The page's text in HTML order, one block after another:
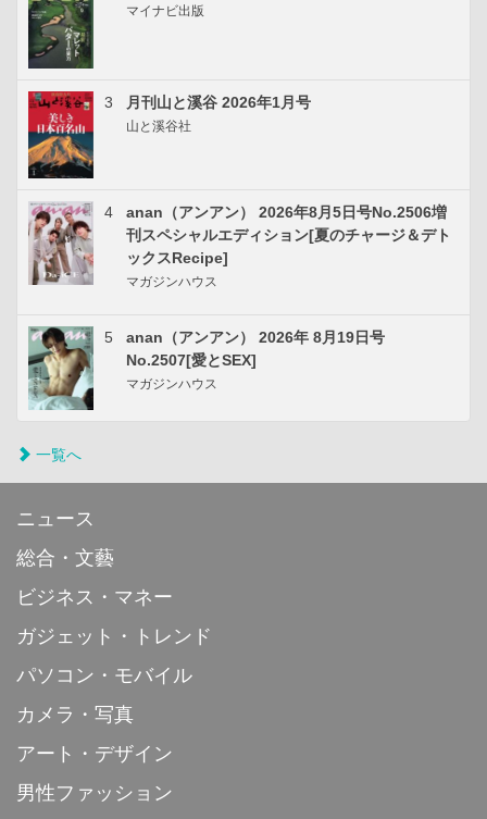
マイナビ出版
3 月刊山と溪谷 2026年1月号
山と溪谷社
4
anan（アンアン） 2026年8月5日号No.2506増
刊スペシャルエディション[夏のチャージ＆デト
ックスRecipe]
マガジンハウス
5
anan（アンアン） 2026年 8月19日号
No.2507[愛とSEX]
マガジンハウス
一覧へ
ニュース
総合・文藝
ビジネス・マネー
ガジェット・トレンド
パソコン・モバイル
カメラ・写真
アート・デザイン
男性ファッション